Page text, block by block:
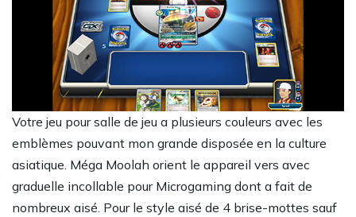
Votre jeu pour salle de jeu a plusieurs couleurs avec les
emblèmes pouvant mon grande disposée en la culture
asiatique. Méga Moolah orient le appareil vers avec
graduelle incollable pour Microgaming dont a fait de
nombreux aisé. Pour le style aisé de 4 brise-mottes sauf